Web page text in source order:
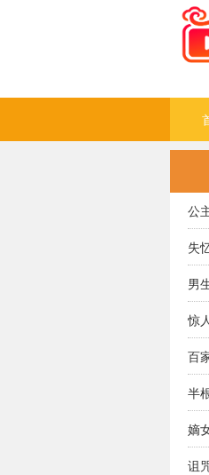
公
失
男
惊
百
半
嫡
诅